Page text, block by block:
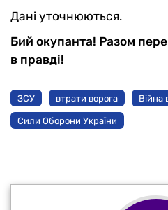
Дані уточнюються.
Бий окупанта! Разом
в правді!
ЗСУ втрати ворога Війна
Сили Оборони України